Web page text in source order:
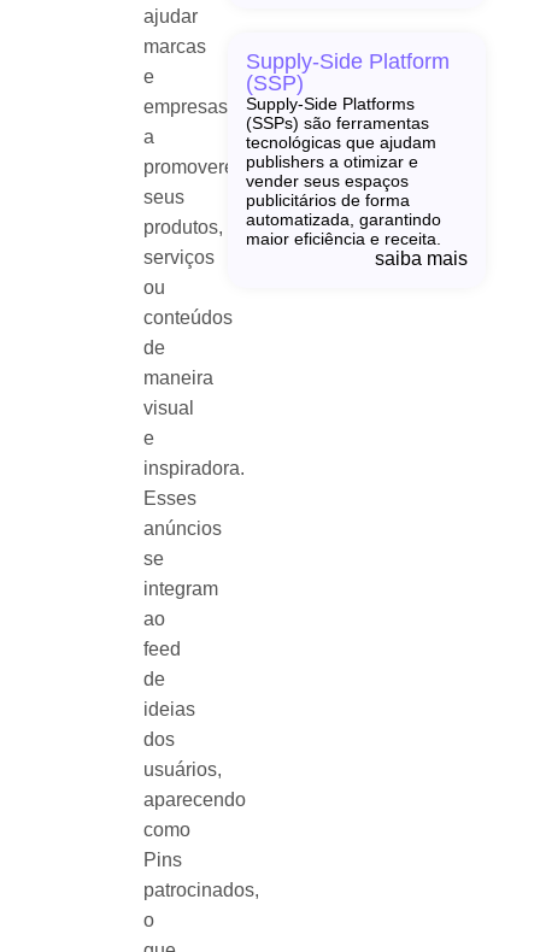
ajudar
marcas
e
empresas
a
promoverem
seus
produtos,
serviços
ou
conteúdos
de
maneira
visual
e
inspiradora.
Esses
anúncios
se
integram
ao
feed
de
ideias
dos
usuários,
aparecendo
como
Pins
patrocinados,
o
Supply-Side Platform
(SSP)
Supply-Side Platforms
(SSPs) são ferramentas
tecnológicas que ajudam
publishers a otimizar e
vender seus espaços
publicitários de forma
automatizada, garantindo
maior eficiência e receita.
saiba mais